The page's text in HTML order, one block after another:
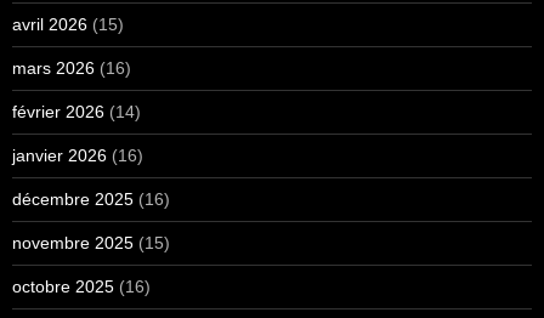
avril 2026 (15)
mars 2026 (16)
février 2026 (14)
janvier 2026 (16)
décembre 2025 (16)
novembre 2025 (15)
octobre 2025 (16)